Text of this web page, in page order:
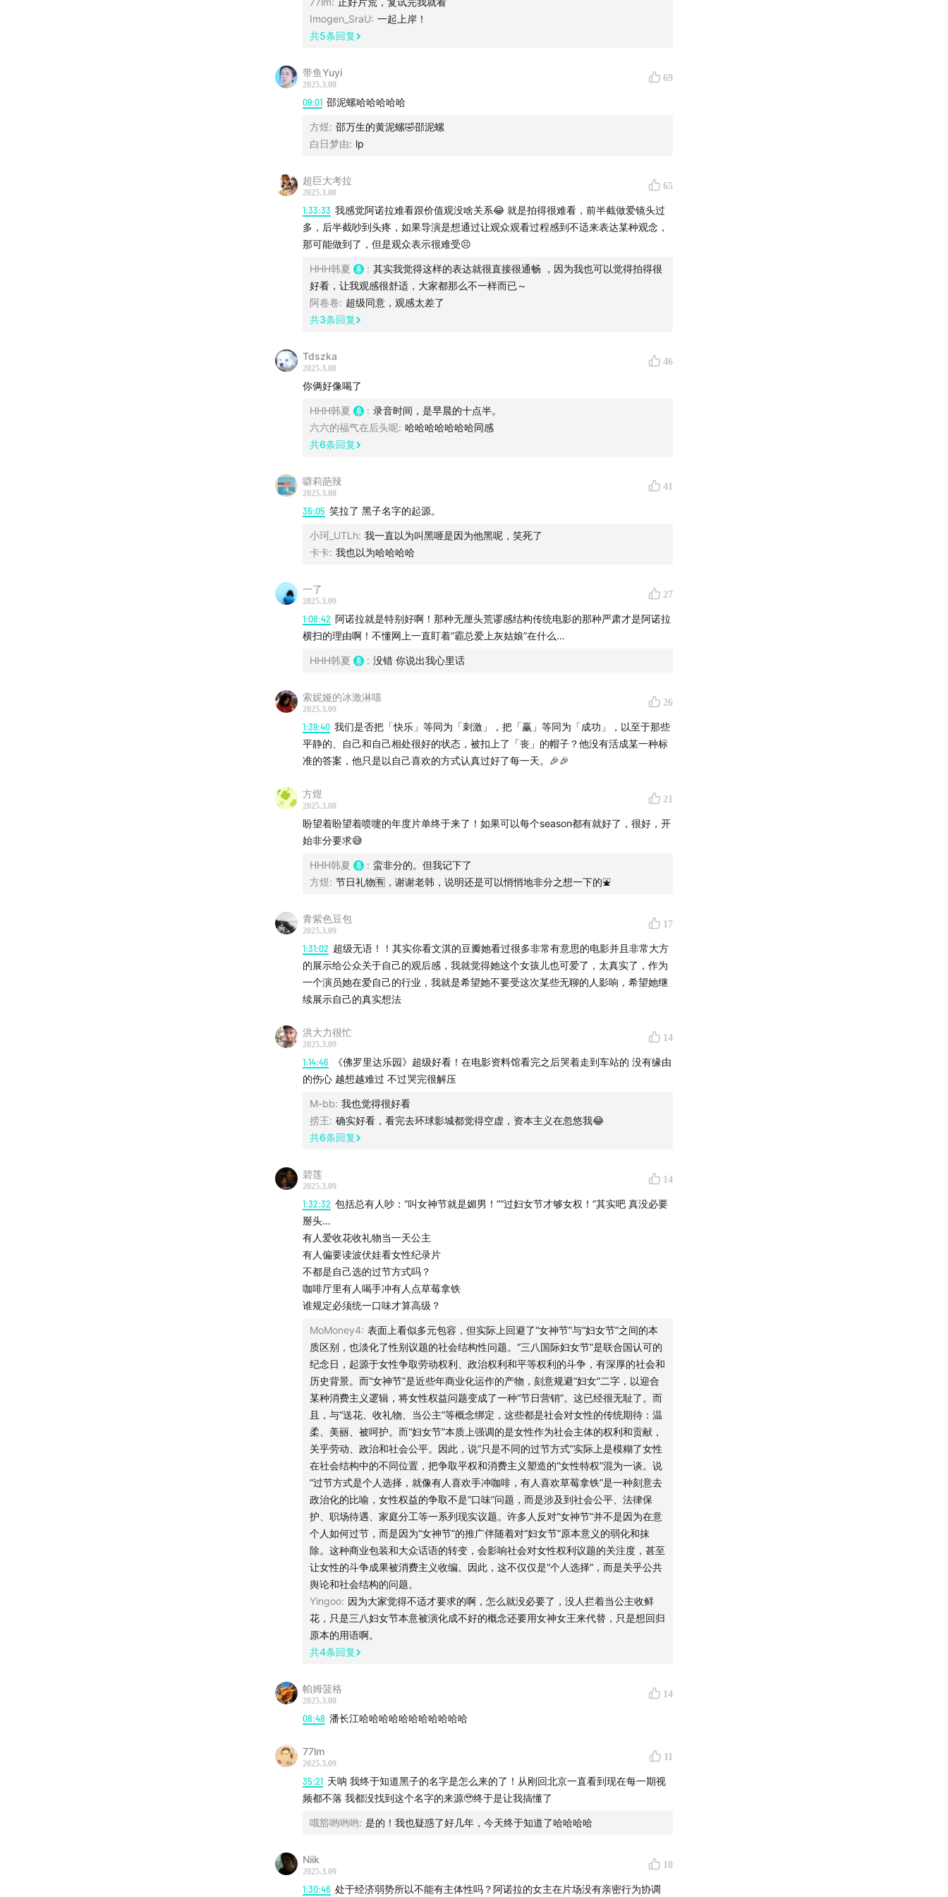
荒唐！第二届“京斯奖”隆重开奖！
05:08
竹子心中的最佳剧集：《为全人类》，我不是科幻迷，可我为了这部剧夜
不能寐！
韩夏心中最佳剧集：《幕府将军》，没想到历史剧可以如此好看，剧情设
置，给跪！
33:32 揭秘“黑子”这个名字到底怎么来的？
竹子“暖水袋奖”：《保留地之犬》，美国原住民青年的眼泪和悲喜，我感
同身受。
01:06:59“最佳话题奖”：《阿诺拉》。评价极为两极的奥斯卡最佳影片，韩夏和
01:13:16韩夏：肖恩贝克在我心里是一个始终关注“人”的导演，没有变过。
01:30:08 韩夏：“看个电影，我们哭哭乐乐。但别因为看电影就绝交啊！”。
椅？——“某一部分没能实现的生活在电影里具像化了”。
01:37:33
M83 - Midnight City
BRONCHO - Class Historian
Take That,Robin Schulz,Calum Scott - Greatest Day (Robin Schulz
Rework)
本期节目提到的影视作品：
《为全人类》（For All Mankind ）
《幕府将军》（ Shōgun）
Imogen_SraU: 一起上岸！
共5条回复
带鱼Yuyi
2025.3.08
69
09:01 邵泥螺哈哈哈哈哈
方煜: 邵万生的黄泥螺🤣邵泥螺
白日梦由: lp
超巨大考拉
2025.3.08
65
1:33:33 我感觉阿诺拉难看跟价值观没啥关系😂 就是拍得很难看，前半截做爱镜头过
多，后半截吵到头疼，如果导演是想通过让观众观看过程感到不适来表达某种观念，
那可能做到了，但是观众表示很难受😣
HHH韩夏 : 其实我觉得这样的表达就很直接很通畅 ，因为我也可以觉得拍得很
好看，让我观感很舒适，大家都那么不一样而已～
阿卷卷: 超级同意，观感太差了
共3条回复
Tdszka
2025.3.08
46
你俩好像喝了
HHH韩夏 : 录音时间，是早晨的十点半。
六六的福气在后头呢: 哈哈哈哈哈哈哈同感
共6条回复
噼莉葩辣
2025.3.08
41
36:05 笑拉了 黑子名字的起源。
小珂_UTLh: 我一直以为叫黑咂是因为他黑呢，笑死了
卡卡: 我也以为哈哈哈哈
一了
2025.3.09
27
1:08:42 阿诺拉就是特别好啊！那种无厘头荒谬感结构传统电影的那种严肃才是阿诺拉
横扫的理由啊！不懂网上一直盯着“霸总爱上灰姑娘”在什么…
HHH韩夏 : 没错 你说出我心里话
索妮娅的冰激淋喵
2025.3.09
26
1:39:40 我们是否把「快乐」等同为「刺激」，把「赢」等同为「成功」，以至于那些
平静的、自己和自己相处很好的状态，被扣上了「丧」的帽子？他没有活成某一种标
准的答案，他只是以自己喜欢的方式认真过好了每一天。🎉🎉
方煜
2025.3.08
21
盼望着盼望着喷嚏的年度片单终于来了！如果可以每个season都有就好了，很好，开
始非分要求😅
HHH韩夏 : 蛮非分的。但我记下了
方煜: 节日礼物🈶，谢谢老韩，说明还是可以悄悄地非分之想一下的⛲️
青紫色豆包
2025.3.09
17
1:31:02 超级无语！！其实你看文淇的豆瓣她看过很多非常有意思的电影并且非常大方
的展示给公众关于自己的观后感，我就觉得她这个女孩儿也可爱了，太真实了，作为
一个演员她在爱自己的行业，我就是希望她不要受这次某些无聊的人影响，希望她继
续展示自己的真实想法
洪大力很忙
2025.3.09
14
1:14:46
《佛罗里达乐园》超级好看！在电影资料馆看完之后哭着走到车站的 没有缘由
的伤心 越想越难过 不过哭完很解压
M-bb: 我也觉得很好看
捞王: 确实好看，看完去环球影城都觉得空虚，资本主义在忽悠我😂
共6条回复
碧莲
2025.3.09
14
1:32:32 包括总有人吵：“叫女神节就是媚男！”“过妇女节才够女权！”其实吧 真没必要
掰头…
有人爱收花收礼物当一天公主
有人偏要读波伏娃看女性纪录片
不都是自己选的过节方式吗？
咖啡厅里有人喝手冲有人点草莓拿铁
谁规定必须统一口味才算高级？
MoMoney4: 表面上看似多元包容，但实际上回避了“女神节”与“妇女节”之间的本
质区别，也淡化了性别议题的社会结构性问题。“三八国际妇女节”是联合国认可的
纪念日，起源于女性争取劳动权利、政治权利和平等权利的斗争，有深厚的社会和
历史背景。而“女神节”是近些年商业化运作的产物，刻意规避“妇女”二字，以迎合
某种消费主义逻辑，将女性权益问题变成了一种“节日营销”。这已经很无耻了。而
且，与“送花、收礼物、当公主”等概念绑定，这些都是社会对女性的传统期待：温
柔、美丽、被呵护。而“妇女节”本质上强调的是女性作为社会主体的权利和贡献，
关乎劳动、政治和社会公平。因此，说“只是不同的过节方式”实际上是模糊了女性
在社会结构中的不同位置，把争取平权和消费主义塑造的“女性特权”混为一谈。说
“过节方式是个人选择，就像有人喜欢手冲咖啡，有人喜欢草莓拿铁”是一种刻意去
政治化的比喻，女性权益的争取不是“口味”问题，而是涉及到社会公平、法律保
护、职场待遇、家庭分工等一系列现实议题。许多人反对“女神节”并不是因为在意
个人如何过节，而是因为“女神节”的推广伴随着对“妇女节”原本意义的弱化和抹
除。这种商业包装和大众话语的转变，会影响社会对女性权利议题的关注度，甚至
让女性的斗争成果被消费主义收编。因此，这不仅仅是“个人选择”，而是关乎公共
舆论和社会结构的问题。
Yingoo: 因为大家觉得不适才要求的啊，怎么就没必要了，没人拦着当公主收鲜
花，只是三八妇女节本意被演化成不好的概念还要用女神女王来代替，只是想回归
原本的用语啊。
共4条回复
帕姆菠格
2025.3.08
14
08:48 潘长江哈哈哈哈哈哈哈哈哈哈哈
77lm
2025.3.09
11
35:21 天呐 我终于知道黑子的名字是怎么来的了！从刚回北京一直看到现在每一期视
频都不落 我都没找到这个名字的来源🥹终于是让我搞懂了
哦豁哟哟哟: 是的！我也疑惑了好几年，今天终于知道了哈哈哈哈
Niik
2025.3.09
10
1:30:46 处于经济弱势所以不能有主体性吗？阿诺拉的女主在片场没有亲密行为协调